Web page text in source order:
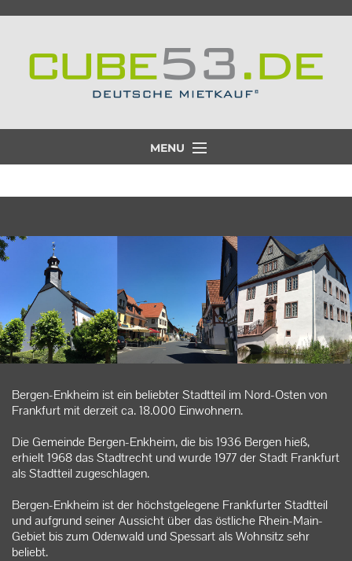
MENU
Ausstattung
Partner
Aktuelle Projekte
Galerie
Kontakt
Bergen-Enkheim ist ein beliebter Stadtteil im Nord-Osten von
Frankfurt mit derzeit ca. 18.000 Einwohnern.
Die Gemeinde Bergen-Enkheim, die bis 1936 Bergen hieß,
erhielt 1968 das Stadtrecht und wurde 1977 der Stadt Frankfurt
als Stadtteil zugeschlagen.
Bergen-Enkheim ist der höchstgelegene Frankfurter Stadtteil
und aufgrund seiner Aussicht über das östliche Rhein-Main-
Gebiet bis zum Odenwald und Spessart als Wohnsitz sehr
beliebt.